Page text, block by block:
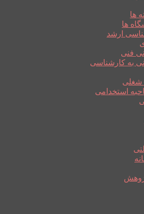
ها
ها
ارشد
فنی
به کارشناسی
شغلی
استخدامی